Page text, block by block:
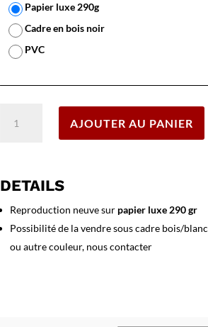
Papier luxe 290g
Cadre en bois noir
PVC
Vietnam
AJOUTER AU PANIER
DETAILS
Reproduction neuve sur papier luxe 290 gr
Possibilité de la vendre sous cadre bois/blanc
ou autre couleur, nous contacter